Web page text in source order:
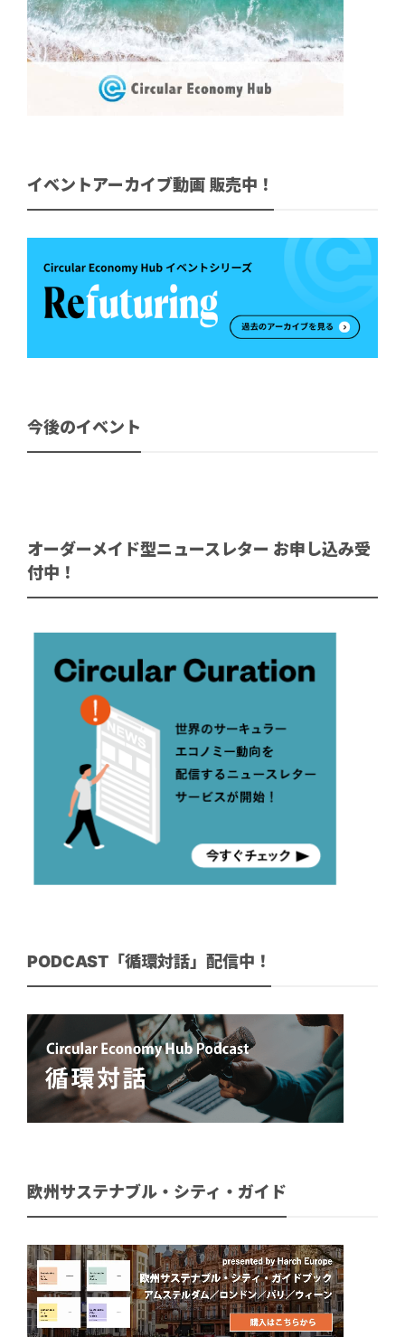
イベントアーカイブ動画 販売中！
今後のイベント
オーダーメイド型ニュースレター お申し込み受
付中！
PODCAST「循環対話」配信中！
欧州サステナブル・シティ・ガイド